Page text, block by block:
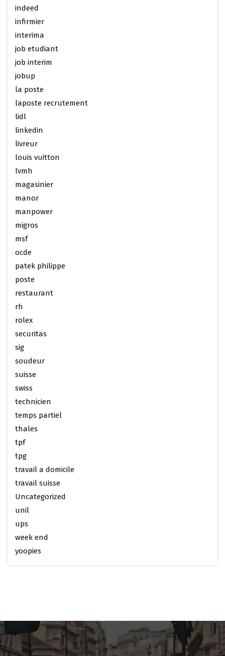
indeed
infirmier
interima
job etudiant
job interim
jobup
la poste
laposte recrutement
lidl
linkedin
livreur
louis vuitton
lvmh
magasinier
manor
manpower
migros
msf
ocde
patek philippe
poste
restaurant
rh
rolex
securitas
sig
soudeur
suisse
swiss
technicien
temps partiel
thales
tpf
tpg
travail a domicile
travail suisse
Uncategorized
unil
ups
week end
yoopies